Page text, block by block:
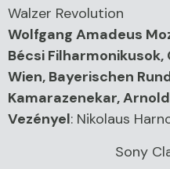
Walzer Revolution
Wolfgang Amadeus
Bécsi
Wien, Bayerischen
Kamarazenekar,
Vezényel: Nikolaus
Sony